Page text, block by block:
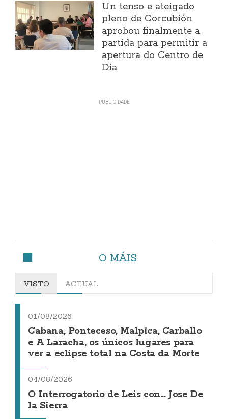
Un tenso e ateigado
pleno de Corcubión
aprobou finalmente a
partida para permitir a
apertura do Centro de
Día
O MÁIS
VISTO ACTUAL
01/08/2026
Cabana, Ponteceso, Malpica, Carballo
e A Laracha, os únicos lugares para
ver a eclipse total na Costa da Morte
04/08/2026
O Interrogatorio de Leis con... Jose De
la Sierra